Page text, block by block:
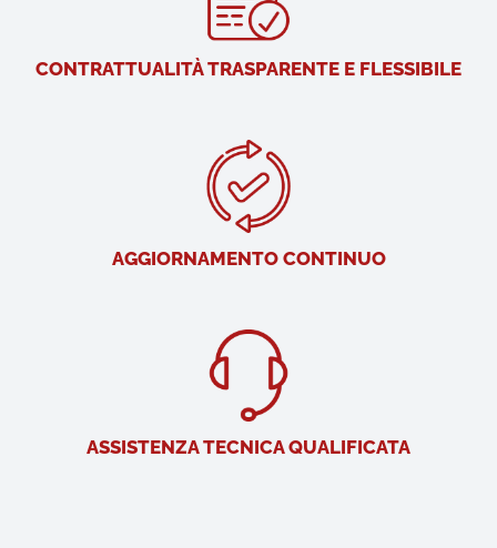
CONTRATTUALITÀ TRASPARENTE E FLESSIBILE
AGGIORNAMENTO CONTINUO
ASSISTENZA TECNICA QUALIFICATA